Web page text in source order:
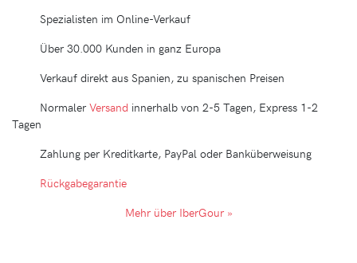
Spezialisten im Online-Verkauf
Über 30.000 Kunden in ganz Europa
Verkauf direkt aus Spanien, zu spanischen Preisen
NormalerVersand innerhalb von 2-5 Tagen, Express 1-2
Tagen
Zahlung per Kreditkarte, PayPal oder Banküberweisung
Rückgabegarantie
Mehr über IberGour »